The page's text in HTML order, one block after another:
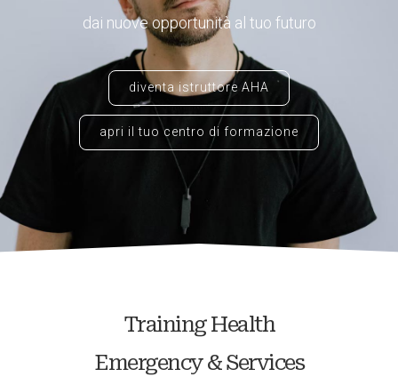
dai nuove opportunità al tuo futuro
diventa istruttore AHA
apri il tuo centro di formazione
Training Health
Emergency & Services